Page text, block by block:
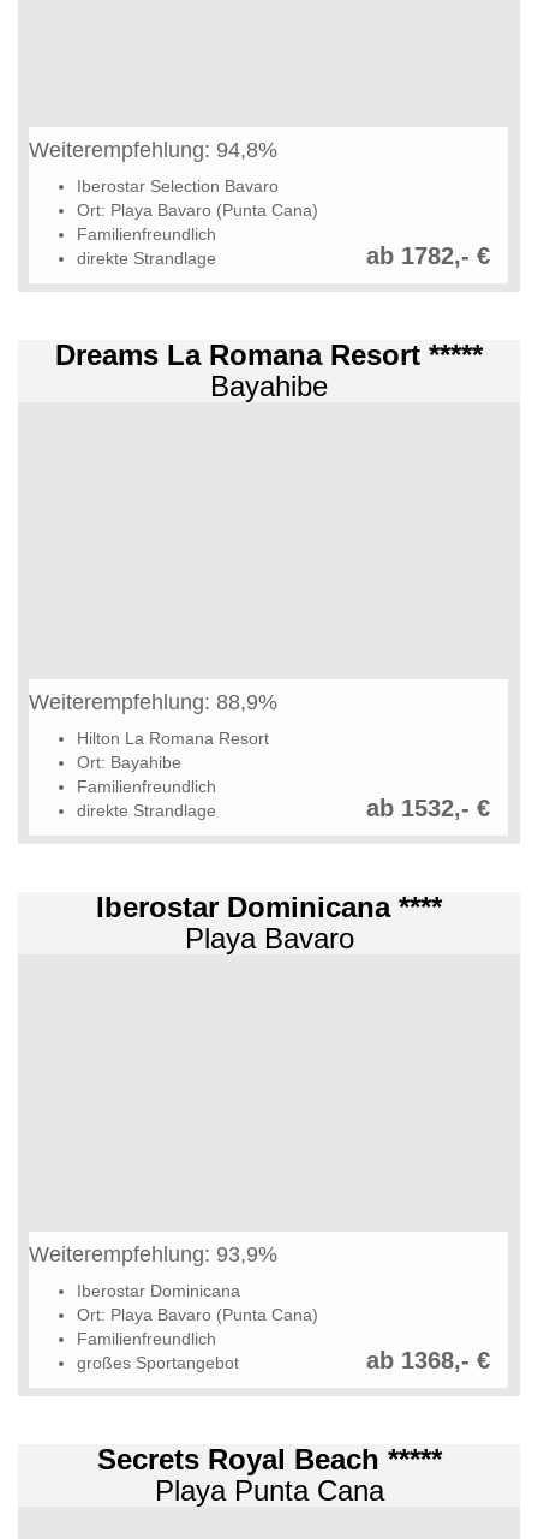
Weiterempfehlung: 94,8%
Iberostar Selection Bavaro
Ort: Playa Bavaro (Punta Cana)
Familienfreundlich
direkte Strandlage
ab 1782,- €
Dreams La Romana Resort *****
Bayahibe
Weiterempfehlung: 88,9%
Hilton La Romana Resort
Ort: Bayahibe
Familienfreundlich
direkte Strandlage
ab 1532,- €
Iberostar Dominicana ****
Playa Bavaro
Weiterempfehlung: 93,9%
Iberostar Dominicana
Ort: Playa Bavaro (Punta Cana)
Familienfreundlich
großes Sportangebot
ab 1368,- €
Secrets Royal Beach *****
Playa Punta Cana